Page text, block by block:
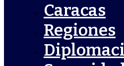
Caracas
Regiones